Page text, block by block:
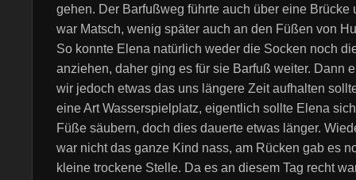
gehen. Der Barfußweg führte auch über eine Brücke
war Matsch, wenig später auch an den Füßen von
So konnte Elena natürlich weder die Socken noch
anziehen, daher ging es für sie Barfuß weiter. Dann
wir jedoch etwas das uns längere Zeit aufhalten
eine Art Wasserspielplatz, eigentlich sollte Elena
Füße säubern, doch dies dauerte etwas länger.
war nicht das ganze Kind nass, am Rücken gab es
kleine trockene Stelle. Da es an diesem Tag recht